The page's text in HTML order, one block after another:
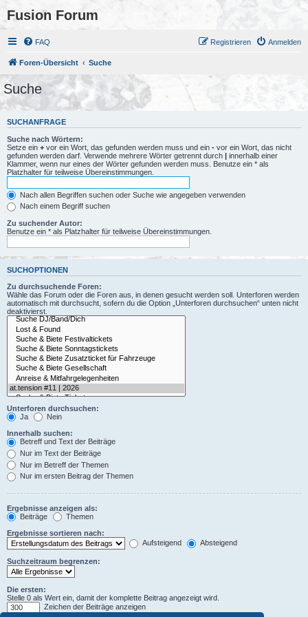
Fusion Forum
FAQ Anmelden
Registrieren
Foren-Übersicht Suche
Suche
SUCHANFRAGE
Suche nach Wörtern:
Setze ein + vor ein Wort, das gefunden werden muss und ein - vor ein Wort, das nicht
gefunden werden darf. Verwende mehrere Wörter getrennt durch | innerhalb einer
Klammer, wenn nur eines der Wörter gefunden werden muss. Benutze ein * als
Platzhalter für teilweise Übereinstimmungen.
Nach allen Begriffen suchen oder Suche wie angegeben verwenden
Nach einem Begriff suchen
Zu suchender Autor:
Benutze ein * als Platzhalter für teilweise Übereinstimmungen.
SUCHOPTIONEN
Zu durchsuchende Foren:
Wähle das Forum oder die Foren aus, in denen gesucht werden soll. Unterforen werden
automatisch mit durchsucht, sofern du die Option „Unterforen durchsuchen“ unten nicht
deaktivierst.
Unterforen durchsuchen:
Ja
Nein
Innerhalb suchen:
Betreff und Text der Beiträge
Nur im Text der Beiträge
Nur im Betreff der Themen
Nur im ersten Beitrag der Themen
Ergebnisse anzeigen als:
Beiträge
Themen
Ergebnisse sortieren nach:
Aufsteigend
Absteigend
Suchzeitraum begrenzen:
Die ersten:
Stelle 0 als Wert ein, damit der komplette Beitrag angezeigt wird.
Zeichen der Beiträge anzeigen